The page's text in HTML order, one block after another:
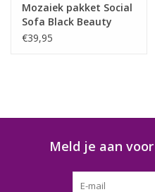
Moeder-dochter-activiteit
Kant-en-klare mozaïekwerken
Mozaiek pakket Social
Sofa Black Beauty
€39,95
Meld je aan